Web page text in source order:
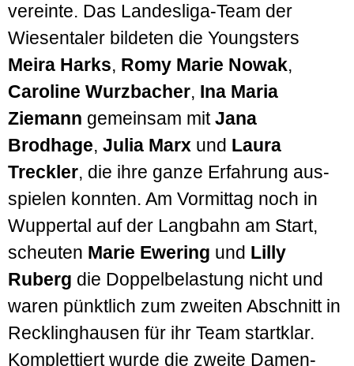
vereinte. Das Landesliga-Team der
Wiesen­taler bildeten die Youngsters
Meira Harks, Romy Marie Nowak,
Caroline Wurzbacher, Ina Maria
Ziemann gemeinsam mitJana
Brodhage, Julia Marx und Laura
Treckler, die ihre ganze Erfahrung aus­
spielen konnten. Am Vormittag noch in
Wuppertal auf der Lang­bahn am Start,
scheuten Marie Ewering und Lilly
Ruberg die Doppel­belastung nicht und
waren pünktlich zum zweiten Abschnitt in
Reckling­hausen für ihr Team start­klar.
Komplettiert wurde die zweite Damen­